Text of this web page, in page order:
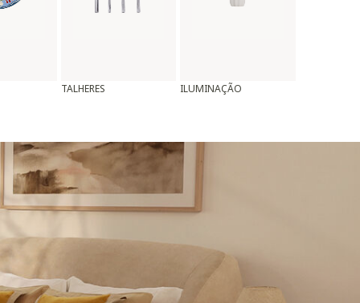
TALHERES ILUMINAÇÃO